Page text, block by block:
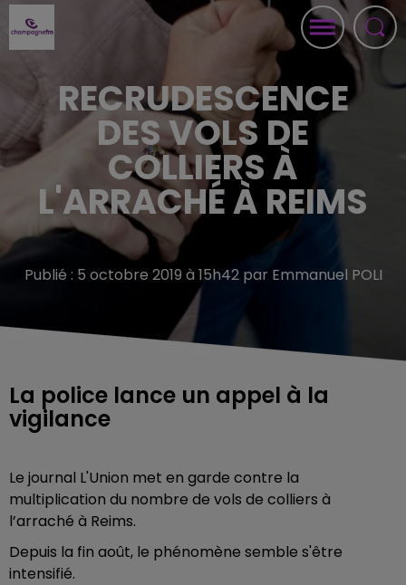
RECRUDESCENCE
DES VOLS DE
COLLIERS À
L'ARRACHÉ À REIMS
Publié : 5 octobre 2019 à 15h42 par Emmanuel POLI
La police lance un appel à la
vigilance
Le journal L'Union met en garde contre la
multiplication du nombre de vols de colliers à
l’arraché à Reims.
Depuis la fin août, le phénomène semble s'être
intensifié.